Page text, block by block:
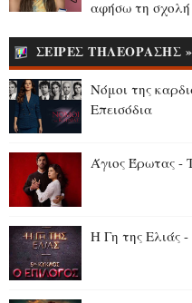
Αύγουστος 07,
Παγκόσμιο
Ασημένιο
Έβελυν
μήκος (videos)
Madison Beer -
Αύγουστος 07,
αφήσω τη
ΣΕΙΡΕΣ ΤΗΛΕΟΡΑΣΗΣ »
Νόμοι της
Επεισόδια
Άγιος Έρωτας -
Η Γη της Ελιάς